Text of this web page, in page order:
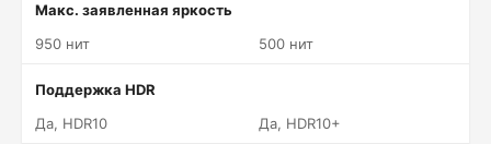
Макс. заявленная яркость
950 нит
500 нит
Поддержка HDR
Да, HDR10
Да, HDR10+